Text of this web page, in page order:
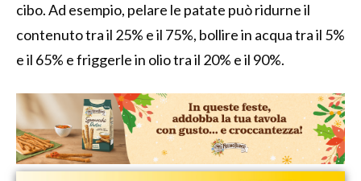
cibo. Ad esempio, pelare le patate può ridurne il
contenuto tra il 25% e il 75%, bollire in acqua tra il 5%
e il 65% e friggerle in olio tra il 20% e il 90%.